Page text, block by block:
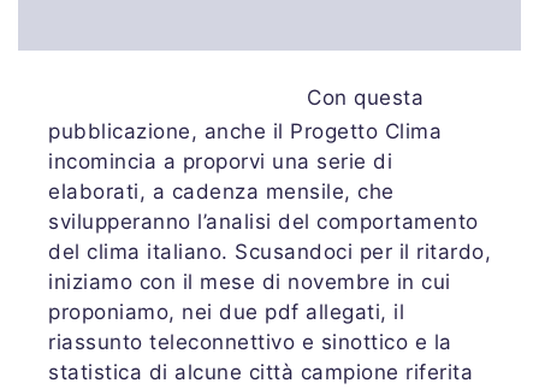
Con questa
pubblicazione, anche il Progetto Clima
incomincia a proporvi una serie di
elaborati, a cadenza mensile, che
svilupperanno l’analisi del comportamento
del clima italiano. Scusandoci per il ritardo,
iniziamo con il mese di novembre in cui
proponiamo, nei due pdf allegati, il
riassunto teleconnettivo e sinottico e la
statistica di alcune città campione riferita